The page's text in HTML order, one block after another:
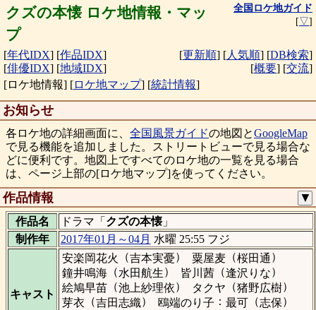
クズの本懐 ロケ地情報・マッ
プ
全国ロケ地ガイド
[▽]
[年代IDX] [作品IDX]
[俳優IDX] [地域IDX]
[更新順] [人気順] [DB検索]
[概要] [交流]
[ロケ地情報] [ロケ地マップ] [統計情報]
お知らせ
各ロケ地の詳細画面に、 全国風景ガイドの地図とGoogleMap
で見る機能を追加しました。ストリートビューで見る場合な
どに便利です。地図上ですべてのロケ地の一覧を見る場合
は、ページ上部の[ロケ地マップ]を使ってください。
作品情報 ▼
作品名 ドラマ「 クズの本懐」
制作年
2017年01月～04月 水曜 25:55 フジ
キャスト
安楽岡花火 （吉本実憂） 粟屋麦（桜田通 ）
鐘井鳴海（水田航生） 皆川茜（逢沢りな）
絵鳩早苗（池上紗理依） タクヤ （猪野広樹）
芽衣 （吉田志織） 鴎端のり子 ： 最可（志保）